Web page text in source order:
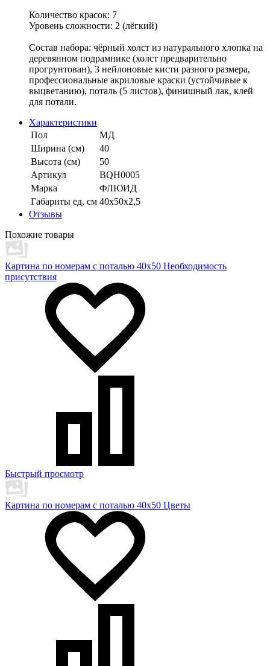
Количество красок: 7
Уровень сложности: 2 (лёгкий)
Состав набора: чёрный холст из натурального хлопка на
деревянном подрамнике (холст предварительно
прогрунтован), 3 нейлоновые кисти разного размера,
профессиональные акриловые краски (устойчивые к
выцветанию), поталь (5 листов), финишный лак, клей
для потали.
Характеристики
Пол
МД
Ширина (см)
40
Высота (см)
50
Артикул
BQH0005
Марка
ФЛЮИД
Габариты ед, см 40х50х2,5
Отзывы
Похожие товары
Картина по номерам с поталью 40х50 Необходимость
присутствия
Быстрый просмотр
Картина по номерам с поталью 40х50 Цветы